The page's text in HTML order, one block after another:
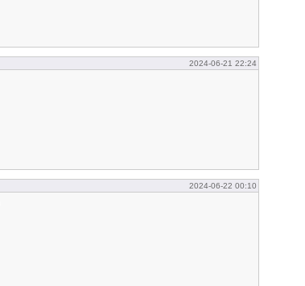
2024-06-21 22:24
2024-06-22 00:10